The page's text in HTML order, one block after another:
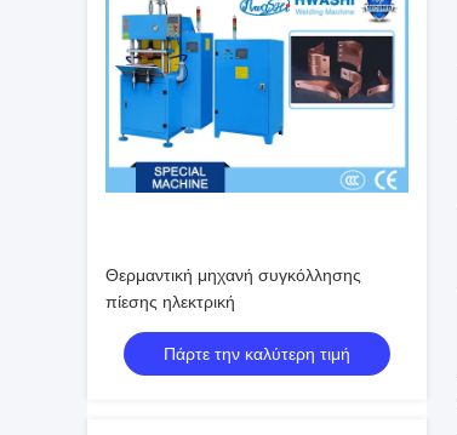
Θερμαντική μηχανή συγκόλλησης
πίεσης ηλεκτρική
Πάρτε την καλύτερη τιμή